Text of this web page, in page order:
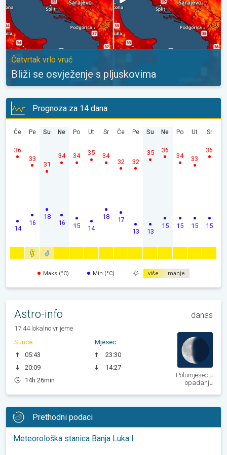
Četvrtak vrlo vruć
Bliži se osvježenje s pljuskovima
Prognoza za 14 dana
Če
14
36
Pe
16
33
Su
18
31
Ne
16
34
Po
15
34
Ut
14
35
Sr
18
34
Če
17
32
Pe
13
32
Su
13
35
Ne
15
36
Po
15
34
Ut
15
33
Sr
15
36
Maks (°C) Min (°C) više manje
Astro-info danas
17:44 lokalno vrijeme
Sunce
05:43
20:09
14h 26min
Mjesec
23:30
14:27
Polumjesec u
opadanju
Prethodni podaci
Meteorološka stanica Banja Luka I